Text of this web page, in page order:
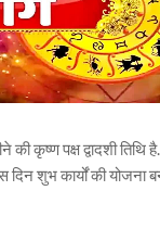
कृष्ण पक्ष द्वादशी
शुभ कार्यों की